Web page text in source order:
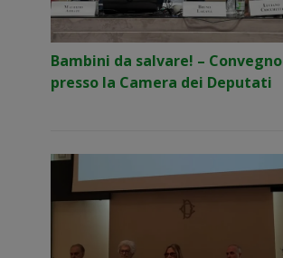
Bambini da salvare! – Convegno
presso la Camera dei Deputati